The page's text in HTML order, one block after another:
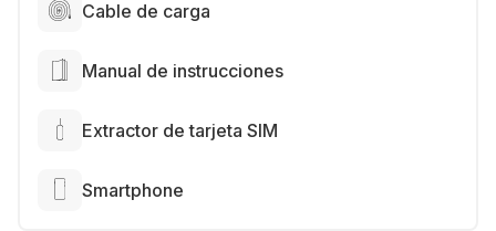
Cable de carga
Manual de instrucciones
Extractor de tarjeta SIM
Smartphone